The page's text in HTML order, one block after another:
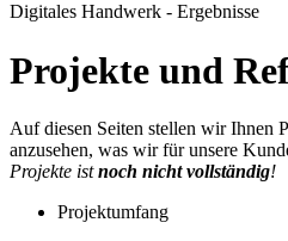
Digitales Handwerk - Ergebnisse
Projekte und
Auf diesen Seiten stellen wir Ihnen
anzusehen, was wir für unsere
Projekte istnoch nicht vollständig!
Projektumfang